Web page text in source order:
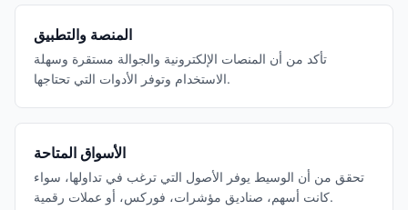
المنصة والتطبيق
تأكد من أن المنصات الإلكترونية والجوالة مستقرة وسهلة
الاستخدام وتوفر الأدوات التي تحتاجها.
الأسواق المتاحة
تحقق من أن الوسيط يوفر الأصول التي ترغب في تداولها، سواء
كانت أسهم، صناديق مؤشرات، فوركس، أو عملات رقمية.